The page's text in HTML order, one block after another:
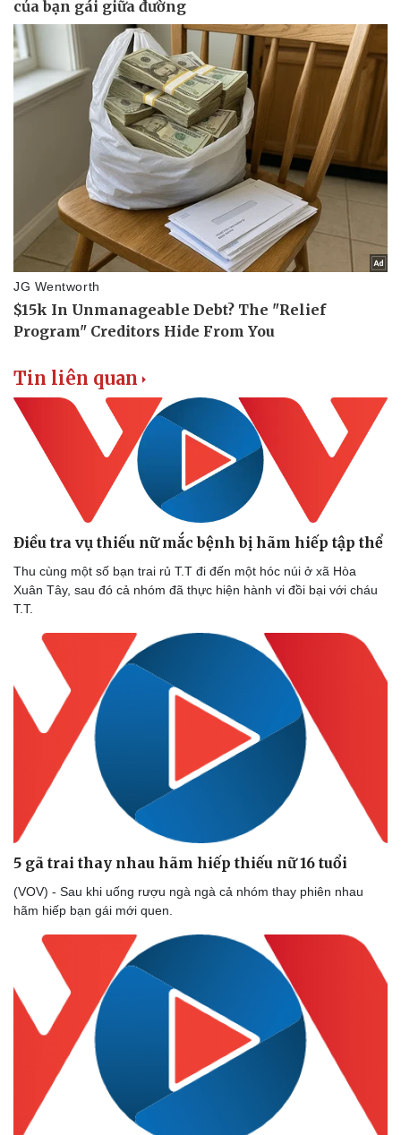
Pháp luật
Vụ án
Tin nóng
Tư vấn luật
Vũ khí
Việt Nam
Phân tích
Tin liên quan
Điều tra vụ thiếu nữ mắc bệnh bị hãm hiếp tập thể
Thu cùng một số bạn trai rủ T.T đi đến một hóc núi ở xã Hòa
Xuân Tây, sau đó cả nhóm đã thực hiện hành vi đồi bại với cháu
T.T.
5 gã trai thay nhau hãm hiếp thiếu nữ 16 tuổi
(VOV) - Sau khi uống rượu ngà ngà cả nhóm thay phiên nhau
hãm hiếp bạn gái mới quen.